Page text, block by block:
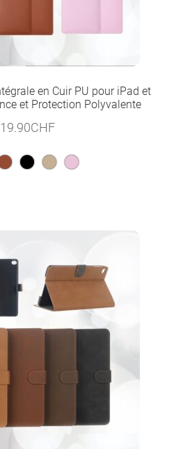
en Cuir PU pour iPad et
et Protection Polyvalente
19.90CHF